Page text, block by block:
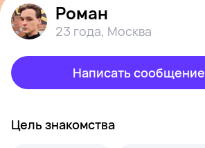
Роман
23 года, Москва
Написать сообщение
Цель знакомства